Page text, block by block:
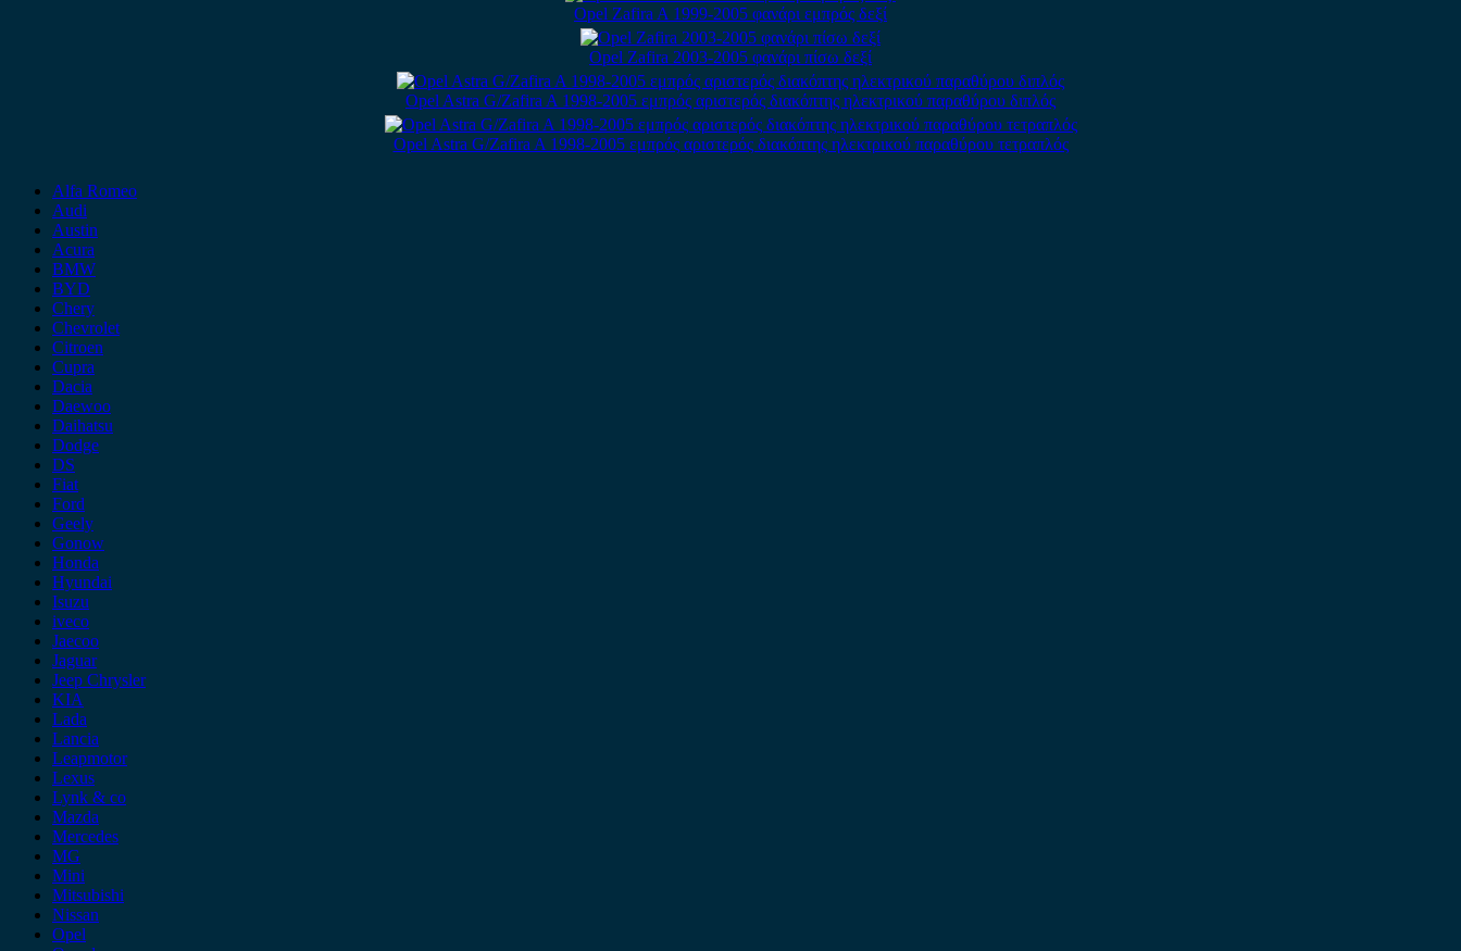
Opel Zafira A 1999-2005 φανάρι εμπρός δεξί
Opel Zafira 2003-2005 φανάρι πίσω δεξί
Opel Astra G/Zafira A 1998-2005 εμπρός αριστερός διακόπτης ηλεκτρικού παραθύρου διπλός
Opel Astra G/Zafira A 1998-2005 εμπρός αριστερός διακόπτης ηλεκτρικού παραθύρου τετραπλός
Alfa Romeo
Audi
Austin
Acura
BMW
BYD
Chery
Chevrolet
Citroen
Cupra
Dacia
Daewoo
Daihatsu
Dodge
DS
Fiat
Ford
Geely
Gonow
Honda
Hyundai
Isuzu
iveco
Jaecoo
Jaguar
Jeep Chrysler
KIA
Lada
Lancia
Leapmotor
Lexus
Lynk & co
Mazda
Mercedes
MG
Mini
Mitsubishi
Nissan
Opel